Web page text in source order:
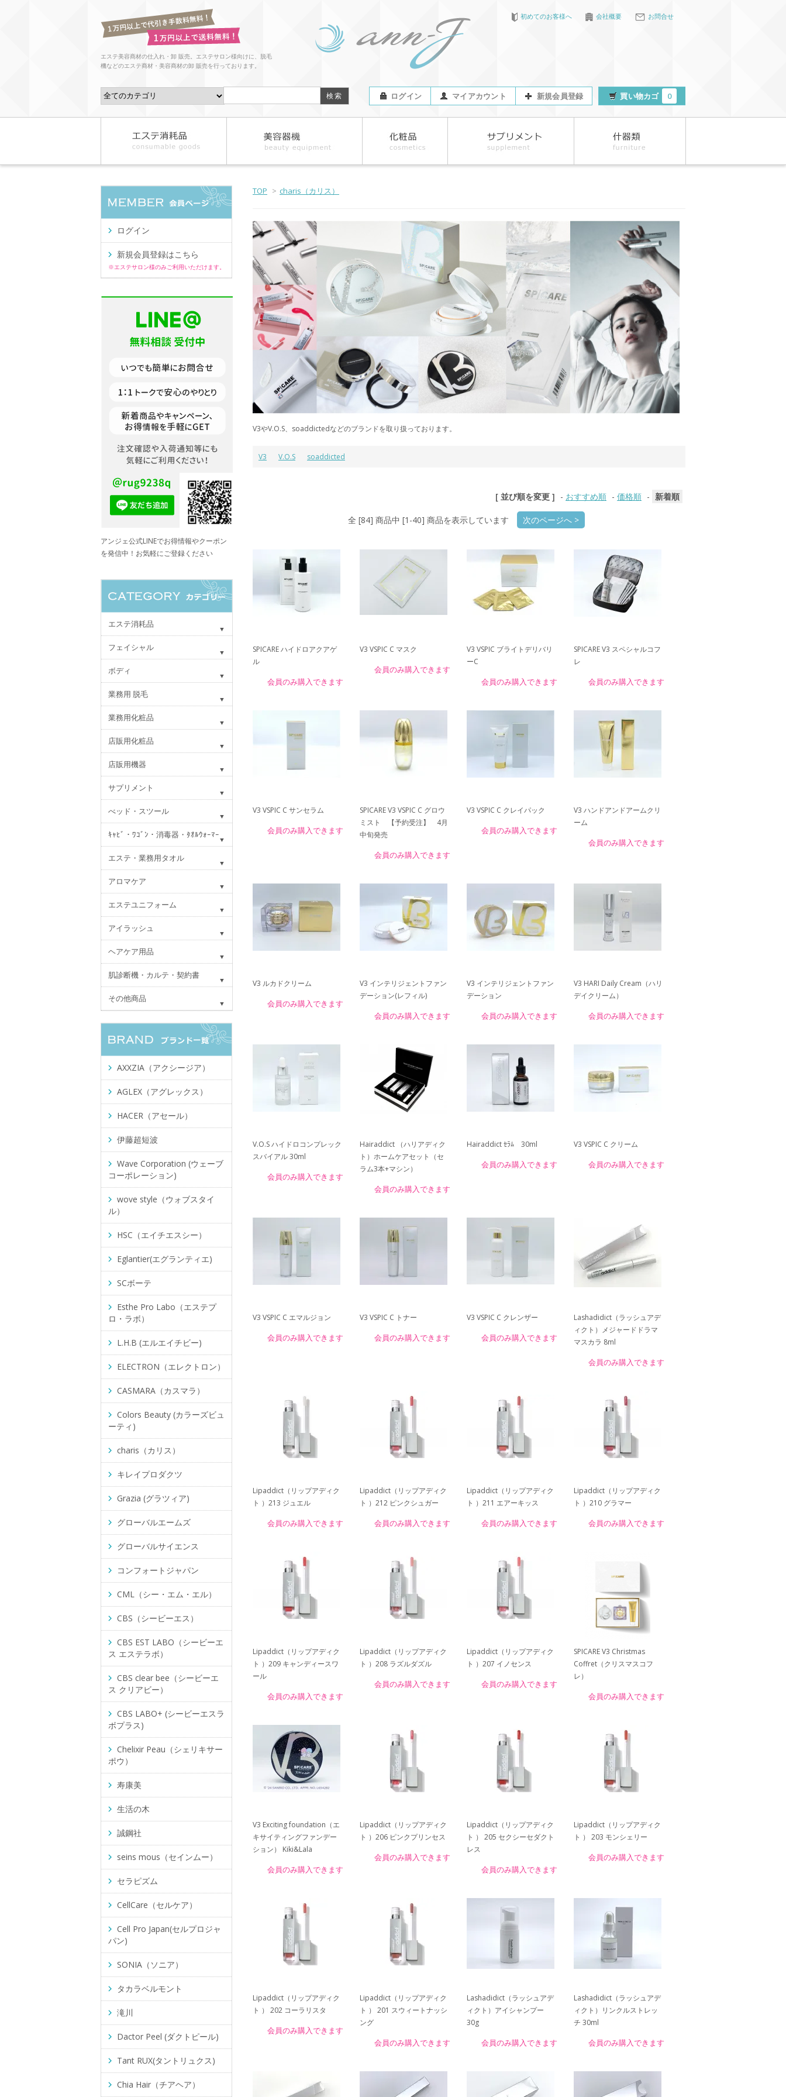
エステ美容商材の仕入れ・卸 販売。エステサロン様向けに、脱毛
機などのエステ商材・美容商材の卸 販売を行っております。
初めてのお客様へ 会社概要 お問合せ
ログイン マイアカウント 新規会員登録 買い物カゴ 0
TOP > charis（カリス）
V3やV.O.S、soaddictedなどのブランドを取り扱っております。
V3 V.O.S soaddicted
[ 並び順を変更 ] - おすすめ順 - 価格順 - 新着順
全 [84] 商品中 [1-40] 商品を表示しています 次のページへ >
SPICARE ハイドロアクアゲ
ル
会員のみ購入できます
V3 VSPIC C マスク
会員のみ購入できます
V3 VSPIC ブライトデリバリ
ーC
会員のみ購入できます
SPICARE V3 スペシャルコフ
レ
会員のみ購入できます
V3 VSPIC C サンセラム
会員のみ購入できます
SPICARE V3 VSPIC C グロウ
ミスト 【予約受注】 4月
中旬発売
会員のみ購入できます
V3 VSPIC C クレイパック
会員のみ購入できます
V3 ハンドアンドアームクリ
ーム
会員のみ購入できます
V3 ルカドクリーム
会員のみ購入できます
V3 インテリジェントファン
デーション(レフィル)
会員のみ購入できます
V3 インテリジェントファン
デーション
会員のみ購入できます
V3 HARI Daily Cream（ハリ
デイクリーム）
会員のみ購入できます
V.O.S ハイドロコンプレック
スバイアル 30ml
会員のみ購入できます
Hairaddict （ハリアディク
ト）ホームケアセット（セ
ラム3本+マシン）
会員のみ購入できます
Hairaddict ｾﾗﾑ 30ml
会員のみ購入できます
V3 VSPIC C クリーム
会員のみ購入できます
V3 VSPIC C エマルジョン
会員のみ購入できます
V3 VSPIC C トナー
会員のみ購入できます
V3 VSPIC C クレンザー
会員のみ購入できます
Lashadidict（ラッシュアデ
ィクト）メジャードドラマ
マスカラ 8ml
会員のみ購入できます
Lipaddict（リップアディク
ト ）213 ジュエル
会員のみ購入できます
Lipaddict（リップアディク
ト ）212 ピンクシュガー
会員のみ購入できます
Lipaddict（リップアディク
ト ）211 エアーキッス
会員のみ購入できます
Lipaddict（リップアディク
ト ）210 グラマー
会員のみ購入できます
Lipaddict（リップアディク
ト ）209 キャンディースワ
ール
会員のみ購入できます
Lipaddict（リップアディク
ト ）208 ラズルダズル
会員のみ購入できます
Lipaddict（リップアディク
ト ）207 イノセンス
会員のみ購入できます
SPICARE V3 Christmas
Coffret（クリスマスコフ
レ）
会員のみ購入できます
V3 Exciting foundation（エ
キサイティングファンデー
ション） Kiki&Lala
会員のみ購入できます
Lipaddict（リップアディク
ト ）206 ピンクプリンセス
会員のみ購入できます
Lipaddict（リップアディク
ト ） 205 セクシーセダクト
レス
会員のみ購入できます
Lipaddict（リップアディク
ト ） 203 モンシェリー
会員のみ購入できます
Lipaddict（リップアディク
ト ） 202 コーラリスタ
会員のみ購入できます
Lipaddict（リップアディク
ト ） 201 スウィートナッシ
ング
会員のみ購入できます
Lashadidict（ラッシュアデ
ィクト）アイシャンプー
30g
会員のみ購入できます
Lashadidict（ラッシュアデ
ィクト）リンクルストレッ
チ 30ml
会員のみ購入できます
ログイン
新規会員登録はこちら
※エステサロン様のみご利用いただけます。
アンジェ公式LINEでお得情報やクーポン
を発信中！お気軽にご登録ください
エステ消耗品
フェイシャル
ボディ
業務用 脱毛
業務用化粧品
店販用化粧品
店販用機器
サプリメント
べッド・スツール
ｷｬﾋﾞ・ﾜｺﾞﾝ・消毒器・ﾀｵﾙｳｫｰﾏｰ
エステ・業務用タオル
アロマケア
エステユニフォーム
アイラッシュ
ヘアケア用品
肌診断機・カルテ・契約書
その他商品
AXXZIA（アクシージア）
AGLEX（アグレックス）
HACER（アセール）
伊藤超短波
Wave Corporation (ウェーブ
コーポレーション)
wove style（ウォブスタイ
ル）
HSC（エイチエスシー）
Eglantier(エグランティエ)
SCボーテ
Esthe Pro Labo（エステプ
ロ・ラボ）
L.H.B (エルエイチビー)
ELECTRON（エレクトロン）
CASMARA（カスマラ）
Colors Beauty (カラーズビュ
ーティ)
charis（カリス）
キレイプロダクツ
Grazia (グラツィア)
グローバルエームズ
グローバルサイエンス
コンフォートジャパン
CML（シー・エム・エル）
CBS（シービーエス）
CBS EST LABO（シービーエ
ス エステラボ）
CBS clear bee（シービーエ
ス クリアビー）
CBS LABO+ (シービーエスラ
ボプラス)
Chelixir Peau（シェリキサー
ポウ）
寿康美
生活の木
誠鋼社
seins mous（セインムー）
セラピズム
CellCare（セルケア）
Cell Pro Japan(セルプロジャ
パン)
SONIA（ソニア）
タカラベルモント
滝川
Dactor Peel (ダクトピール)
Tant RUX(タントリュクス)
Chia Hair（チアヘア）